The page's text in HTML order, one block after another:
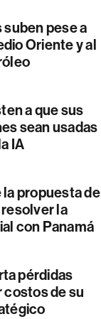
pese a
Oriente y al
a que sus
sean usadas
IA
propuesta de
la
con Panamá
pérdidas
de su